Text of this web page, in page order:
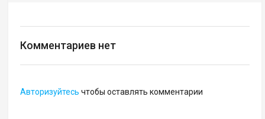
Комментариев нет
Авторизуйтесь чтобы оставлять комментарии